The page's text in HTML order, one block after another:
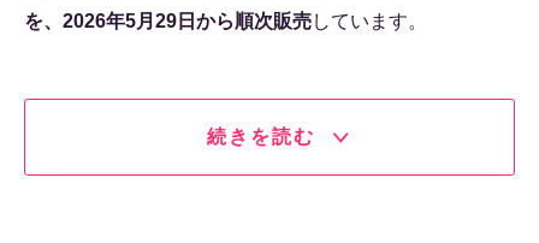
を、2026年5月29日から順次販売しています。
続きを読む